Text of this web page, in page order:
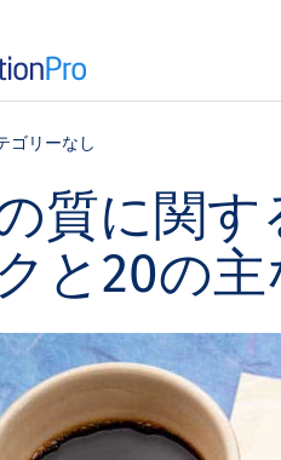
ゴリーなし
質に関す
と20の